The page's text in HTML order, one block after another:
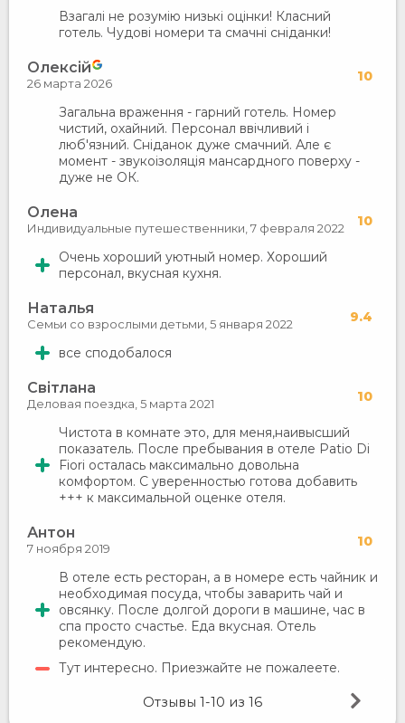
Взагалі не розумію низькі оцінки! Класний
готель. Чудові номери та смачні сніданки!
Олексій 10
26 марта 2026
Загальна враження - гарний готель. Номер
чистий, охайний. Персонал ввічливий і
люб'язний. Сніданок дуже смачний. Але є
момент - звукоізоляція мансардного поверху -
дуже не ОК.
Олена 10
Индивидуальные путешественники, 7 февраля 2022
Очень хороший уютный номер. Хороший
персонал, вкусная кухня.
Наталья 9.4
Семьи со взрослыми детьми, 5 января 2022
все сподобалося
Світлана 10
Деловая поездка, 5 марта 2021
Чистота в комнате это, для меня,наивысший
показатель. После пребывания в отеле Patio Di
Fiori осталась максимально довольна
комфортом. С уверенностью готова добавить
+++ к максимальной оценке отеля.
Антон 10
7 ноября 2019
В отеле есть ресторан, а в номере есть чайник и
необходимая посуда, чтобы заварить чай и
овсянку. После долгой дороги в машине, час в
спа просто счастье. Еда вкусная. Отель
рекомендую.
Тут интересно. Приезжайте не пожалеете.
Отзывы 1-10 из 16